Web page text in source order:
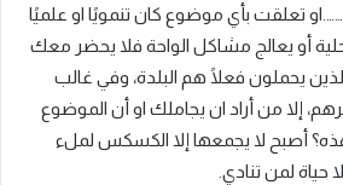
تعلقت بأي موضوع كان تنمويًا او علميًا
أو يعالج مشاكل الواحة فلا يحضر معك
يحملون فعلًا هم البلدة، وفي غالب
إلا من أراد ان يجاملك او أن الموضوع
أصبح لا يجمعها إلا الكسكس لملء
لمن تنادي.